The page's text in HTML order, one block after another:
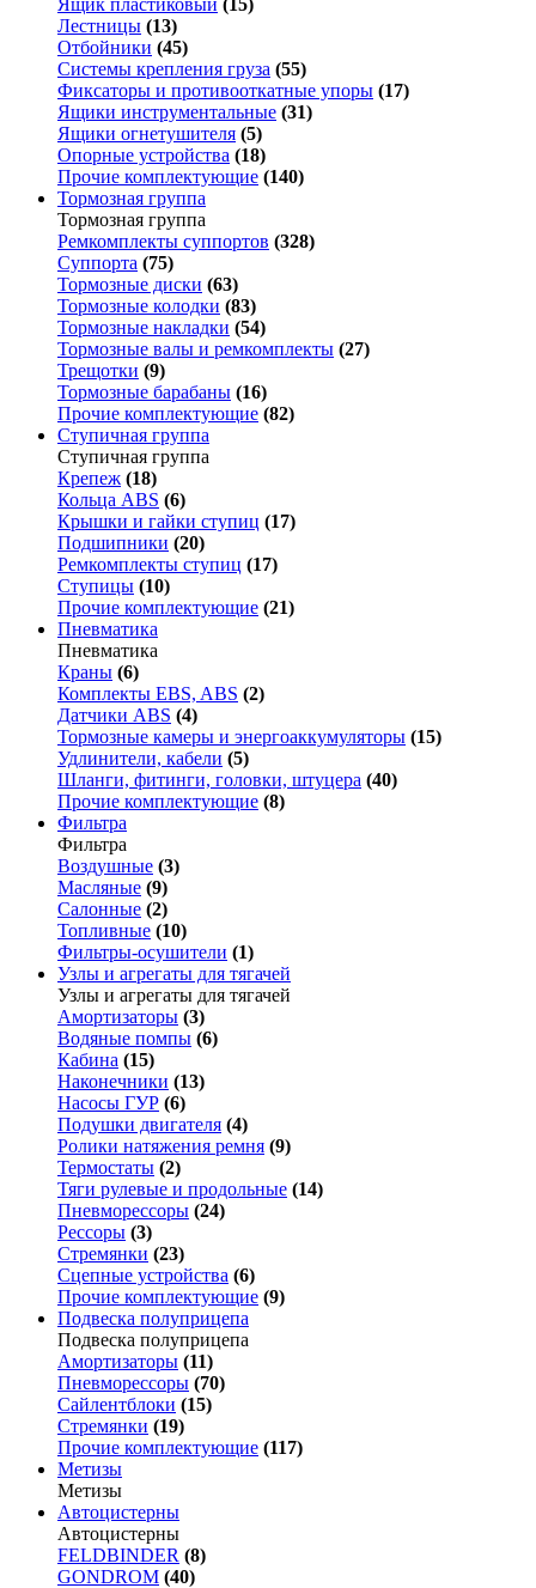
Ящик пластиковый (15)
Лестницы (13)
Отбойники (45)
Системы крепления груза (55)
Фиксаторы и противооткатные упоры (17)
Ящики инструментальные (31)
Ящики огнетушителя (5)
Опорные устройства (18)
Прочие комплектующие (140)
Тормозная группа
Тормозная группа
Ремкомплекты суппортов (328)
Суппорта (75)
Тормозные диски (63)
Тормозные колодки (83)
Тормозные накладки (54)
Тормозные валы и ремкомплекты (27)
Трещотки (9)
Тормозные барабаны (16)
Прочие комплектующие (82)
Ступичная группа
Ступичная группа
Крепеж (18)
Кольца ABS (6)
Крышки и гайки ступиц (17)
Подшипники (20)
Ремкомплекты ступиц (17)
Ступицы (10)
Прочие комплектующие (21)
Пневматика
Пневматика
Краны (6)
Комплекты EBS, ABS (2)
Датчики ABS (4)
Тормозные камеры и энергоаккумуляторы (15)
Удлинители, кабели (5)
Шланги, фитинги, головки, штуцера (40)
Прочие комплектующие (8)
Фильтра
Фильтра
Воздушные (3)
Масляные (9)
Салонные (2)
Топливные (10)
Фильтры-осушители (1)
Узлы и агрегаты для тягачей
Узлы и агрегаты для тягачей
Амортизаторы (3)
Водяные помпы (6)
Кабина (15)
Наконечники (13)
Насосы ГУР (6)
Подушки двигателя (4)
Ролики натяжения ремня (9)
Термостаты (2)
Тяги рулевые и продольные (14)
Пневморессоры (24)
Рессоры (3)
Стремянки (23)
Сцепные устройства (6)
Прочие комплектующие (9)
Подвеска полуприцепа
Подвеска полуприцепа
Амортизаторы (11)
Пневморессоры (70)
Сайлентблоки (15)
Стремянки (19)
Прочие комплектующие (117)
Метизы
Метизы
Автоцистерны
Автоцистерны
FELDBINDER (8)
GONDROM (40)